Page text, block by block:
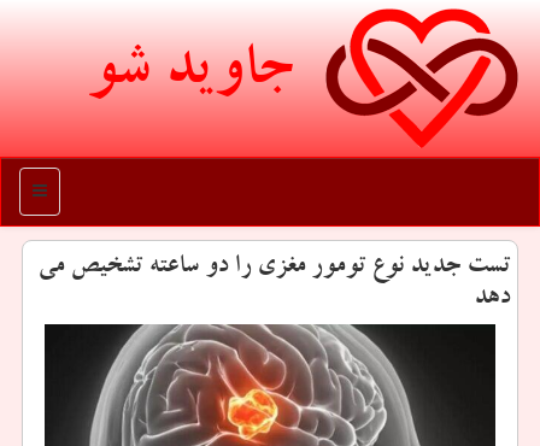
جاوید شو
منو
تست جدید نوع تومور مغزی را دو ساعته تشخیص می
دهد